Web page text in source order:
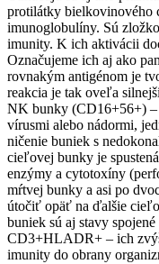
protilátky bielkovinového
imunoglobulíny. Sú
imunity. K ich aktivácii
Označujeme ich aj ako
rovnakým antigénom je
reakcia je tak oveľa
NK bunky (CD16+56+)
vírusmi alebo nádormi,
ničenie buniek s
cieľovej bunky je
enzýmy a cytotoxíny
mŕtvej bunky a asi po
útočiť opäť na ďalšie
buniek sú aj stavy
CD3+HLADR+ – ich
imunity do obrany